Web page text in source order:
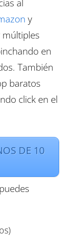
al
y
en
También
baratos
click en el
DE 10